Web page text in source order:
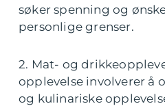
søker spenning og
personlige grenser.
2. Mat- og
opplevelse involverer å
og kulinariske